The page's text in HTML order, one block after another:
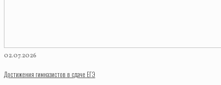
02.07.2026
Достижения гимназистов в сдаче ЕГЭ